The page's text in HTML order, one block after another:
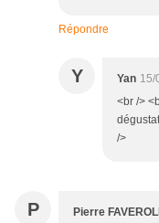
Répondre
Y Yan 15/
<br />
/>
P Pierre